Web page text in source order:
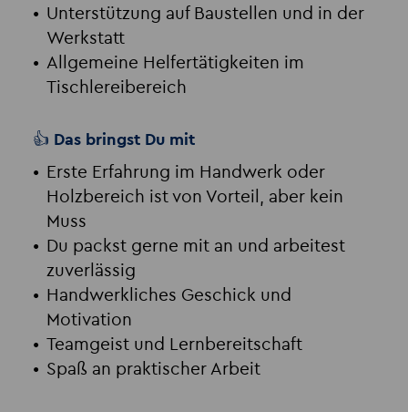
Unterstützung auf Baustellen und in der
Werkstatt
Allgemeine Helfertätigkeiten im
Tischlereibereich
👍 Das bringst Du mit
Erste Erfahrung im Handwerk oder
Holzbereich ist von Vorteil, aber kein
Muss
Du packst gerne mit an und arbeitest
zuverlässig
Handwerkliches Geschick und
Motivation
Teamgeist und Lernbereitschaft
Spaß an praktischer Arbeit